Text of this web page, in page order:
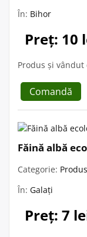
În: Bihor
Preț: 10
Produs și vândut
Comandă
Făină albă
Categorie:
În: Galați
Preț: 7